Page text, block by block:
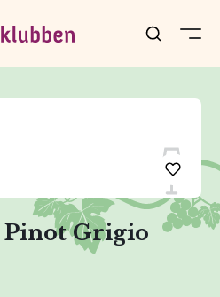
Pinot Grigio